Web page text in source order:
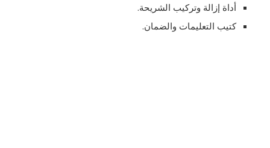
أداة إزالة وتركيب الشريحة.
كتيب التعليمات والضمان.